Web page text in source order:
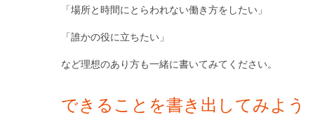
「場所と時間にとらわれない働き方をしたい」
「誰かの役に立ちたい」
など理想のあり方も一緒に書いてみてください。
できることを書き出してみよう